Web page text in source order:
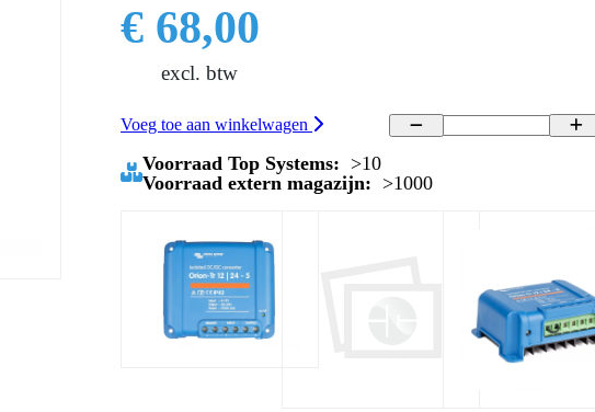
€ 68,00
excl. btw
Voeg toe aan winkelwagen
Voorraad Top Systems: >10
Voorraad extern magazijn: >1000